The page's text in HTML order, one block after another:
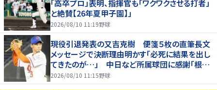
「高卒プロ」表明、指揮官も「ワクワクさせる打者」
と絶賛【26年夏甲子園】」
2026/08/10 11:19野球
現役引退発表の又吉克樹 便箋５枚の直筆長文
メッセージで決断理由明かす「必死に結果を出し
てきたのが…」 中日など所属球団に感謝「根気
強く指導してもらった」
2026/08/10 11:15野球